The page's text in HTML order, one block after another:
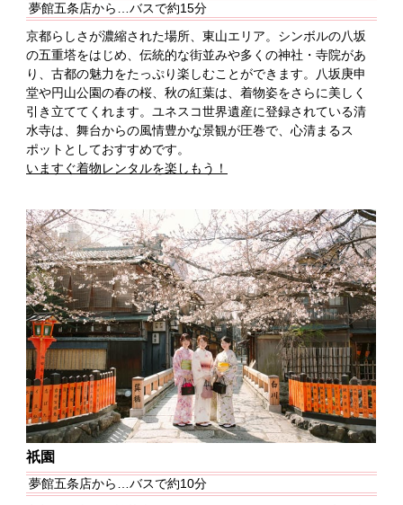
夢館五条店から…バスで約15分
京都らしさが濃縮された場所、東山エリア。シンボルの八坂
の五重塔をはじめ、伝統的な街並みや多くの神社・寺院があ
り、古都の魅力をたっぷり楽しむことができます。八坂庚申
堂や円山公園の春の桜、秋の紅葉は、着物姿をさらに美しく
引き立ててくれます。ユネスコ世界遺産に登録されている清
水寺は、舞台からの風情豊かな景観が圧巻で、心清まるス
ポットとしておすすめです。
いますぐ着物レンタルを楽しもう！
祇園
夢館五条店から…バスで約10分